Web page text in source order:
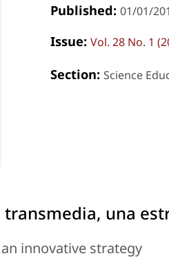
Published: 01/01/
Issue: Vol. 28 No. 1
Section: Science
una
innovative strategy